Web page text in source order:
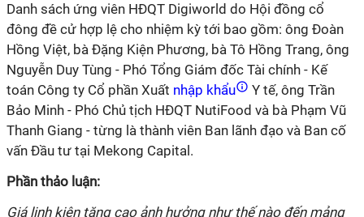
Danh sách ứng viên HĐQT Digiworld do Hội đồng cổ
đông đề cử hợp lệ cho nhiệm kỳ tới bao gồm: ông Đoàn
Hồng Việt, bà Đặng Kiện Phương, bà Tô Hồng Trang, ông
Nguyễn Duy Tùng - Phó Tổng Giám đốc Tài chính - Kế
toán Công ty Cổ phần Xuất nhập khẩu
Y tế, ông Trần
Bảo Minh - Phó Chủ tịch HĐQT NutiFood và bà Phạm Vũ
Thanh Giang - từng là thành viên Ban lãnh đạo và Ban cố
vấn Đầu tư tại Mekong Capital.
Phần thảo luận:
Giá linh kiện tăng cao ảnh hưởng như thế nào đến mảng